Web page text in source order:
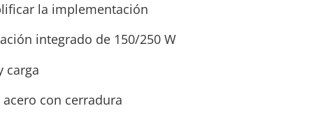
la implementación
integrado de 150/250 W
carga
con cerradura